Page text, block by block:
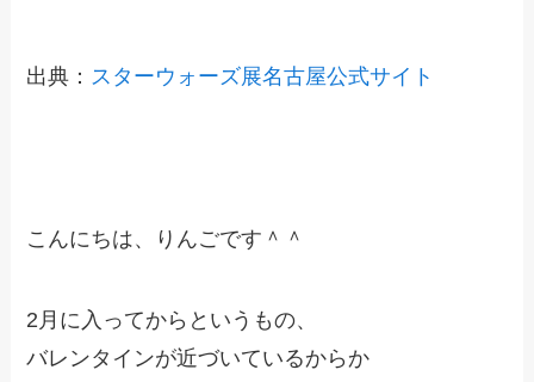
出典： スターウォーズ展名古屋公式サイト
こんにちは、りんごです＾＾
2月に入ってからというもの、
バレンタインが近づいているからか